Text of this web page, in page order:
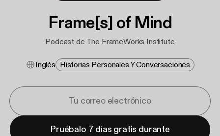
Frame[s] of Mind
Podcast de The FrameWorks Institute
Inglés Historias Personales Y Conversaciones
Pruébalo 7 días gratis durante